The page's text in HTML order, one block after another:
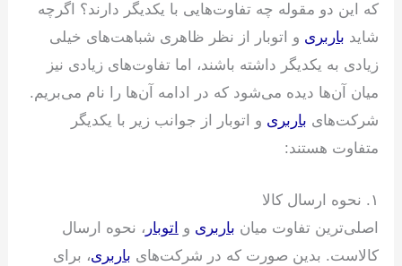
که این دو مقوله چه تفاوت‌هایی با یکدیگر دارند؟ اگرچه
شاید باربری و اتوبار از نظر ظاهری شباهت‌های خیلی
زیادی به یکدیگر داشته باشند، اما تفاوت‌های زیادی نیز
میان آن‌ها دیده می‌شود که در ادامه آن‌ها را نام می‌بریم.
شرکت‌های باربری و اتوبار از جوانب زیر با یکدیگر
متفاوت هستند:
۱. نحوه ارسال کالا
اصلی‌ترین تفاوت میان باربری و اتوبار ، نحوه ارسال
کالاست. بدین صورت که در شرکت‌های باربری، برای